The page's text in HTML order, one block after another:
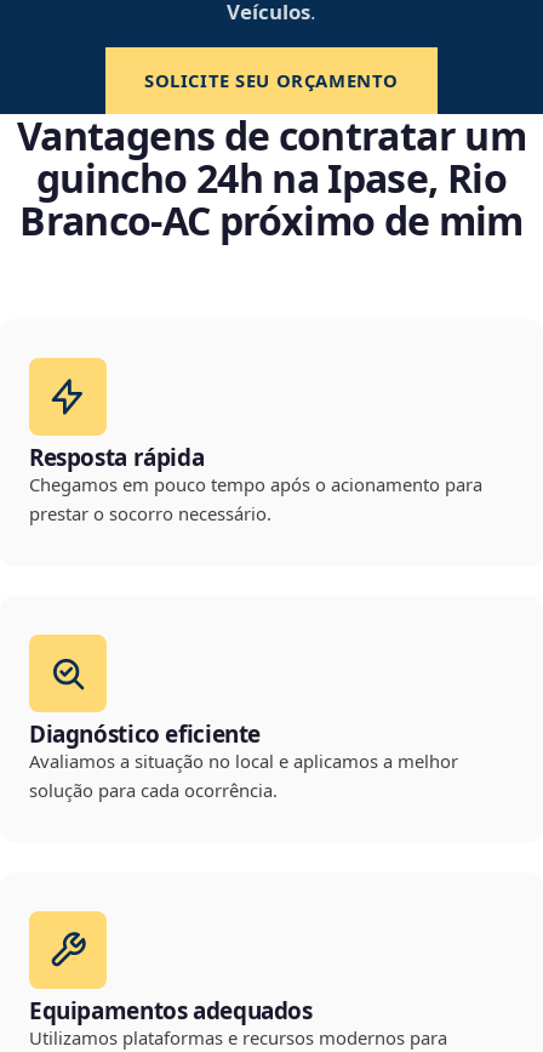
Veículos.
SOLICITE SEU ORÇAMENTO
Vantagens de contratar um
guincho 24h na Ipase, Rio
Branco‑AC próximo de mim
Resposta rápida
Chegamos em pouco tempo após o acionamento para
prestar o socorro necessário.
Diagnóstico eficiente
Avaliamos a situação no local e aplicamos a melhor
solução para cada ocorrência.
Equipamentos adequados
Utilizamos plataformas e recursos modernos para